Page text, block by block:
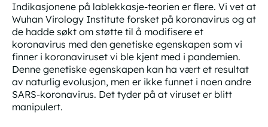
Indikasjonene på lablekkasje-teorien er flere. Vi vet at
Wuhan Virology Institute forsket på koronavirus og at
de hadde søkt om støtte til å modifisere et
koronavirus med den genetiske egenskapen som vi
finner i koronaviruset vi ble kjent med i pandemien.
Denne genetiske egenskapen kan ha vært et resultat
av naturlig evolusjon, men er ikke funnet i noen andre
SARS-koronavirus. Det tyder på at viruset er blitt
manipulert.